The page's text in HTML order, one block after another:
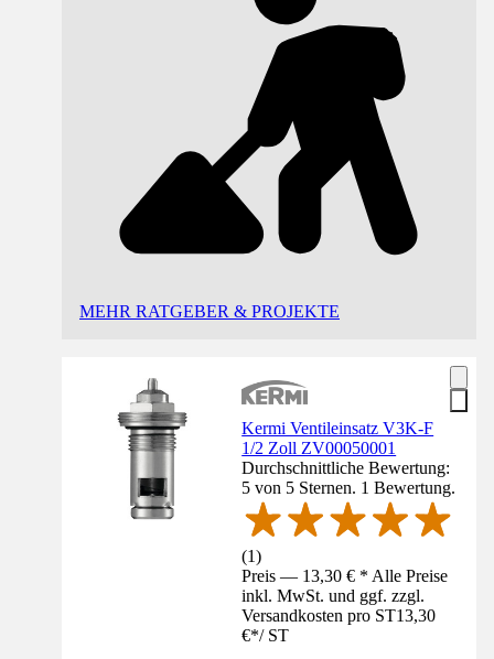
MEHR RATGEBER & PROJEKTE
Kermi Ventileinsatz V3K-F
1/2 Zoll ZV00050001
Durchschnittliche Bewertung:
5 von 5 Sternen. 1 Bewertung.
(1)
Preis — 13,30 € * Alle Preise
inkl. MwSt. und ggf. zzgl.
Versandkosten pro ST13,30
€*/ ST